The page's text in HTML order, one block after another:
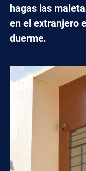
hagas las
en el extranjero
duerme.